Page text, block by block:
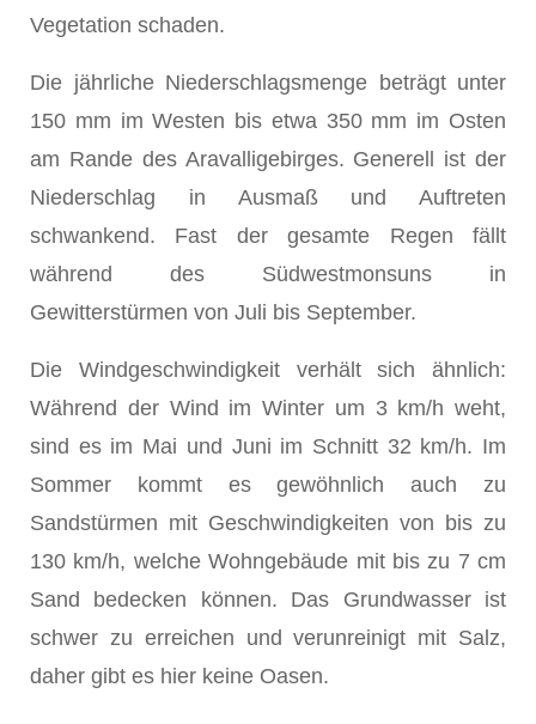
Vegetation schaden.
Die jährliche Niederschlagsmenge beträgt unter
150 mm im Westen bis etwa 350 mm im Osten
am Rande des Aravalligebirges. Generell ist der
Niederschlag in Ausmaß und Auftreten
schwankend. Fast der gesamte Regen fällt
während des Südwestmonsuns in
Gewitterstürmen von Juli bis September.
Die Windgeschwindigkeit verhält sich ähnlich:
Während der Wind im Winter um 3 km/h weht,
sind es im Mai und Juni im Schnitt 32 km/h. Im
Sommer kommt es gewöhnlich auch zu
Sandstürmen mit Geschwindigkeiten von bis zu
130 km/h, welche Wohngebäude mit bis zu 7 cm
Sand bedecken können. Das Grundwasser ist
schwer zu erreichen und verunreinigt mit Salz,
daher gibt es hier keine Oasen.